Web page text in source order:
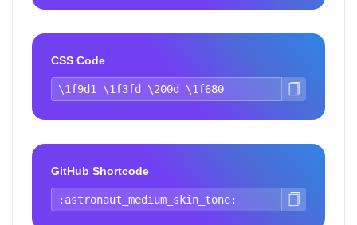
CSS Code
GitHub Shortcode